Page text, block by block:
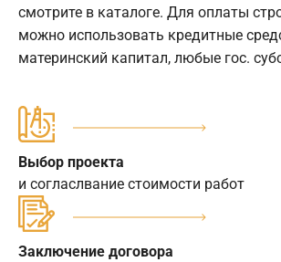
смотрите в каталоге. Для оплаты
можно использовать кредитные
материнский капитал, любые гос.
Выбор проекта
и согласлвание стоимости работ
Заключение договора